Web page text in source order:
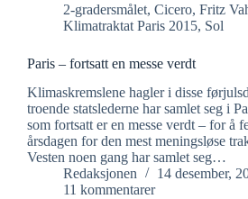
2-gradersmålet, Cicero, Fritz
Klimatraktat Paris 2015, Sol
Paris – fortsatt en messe verdt
Klimaskremslene hagler i disse
troende statslederne har samlet seg i
som fortsatt er en messe verdt – for å
årsdagen for den mest meningsløse
Vesten noen gang har samlet seg…
Redaksjonen
14 desember,
11 kommentarer